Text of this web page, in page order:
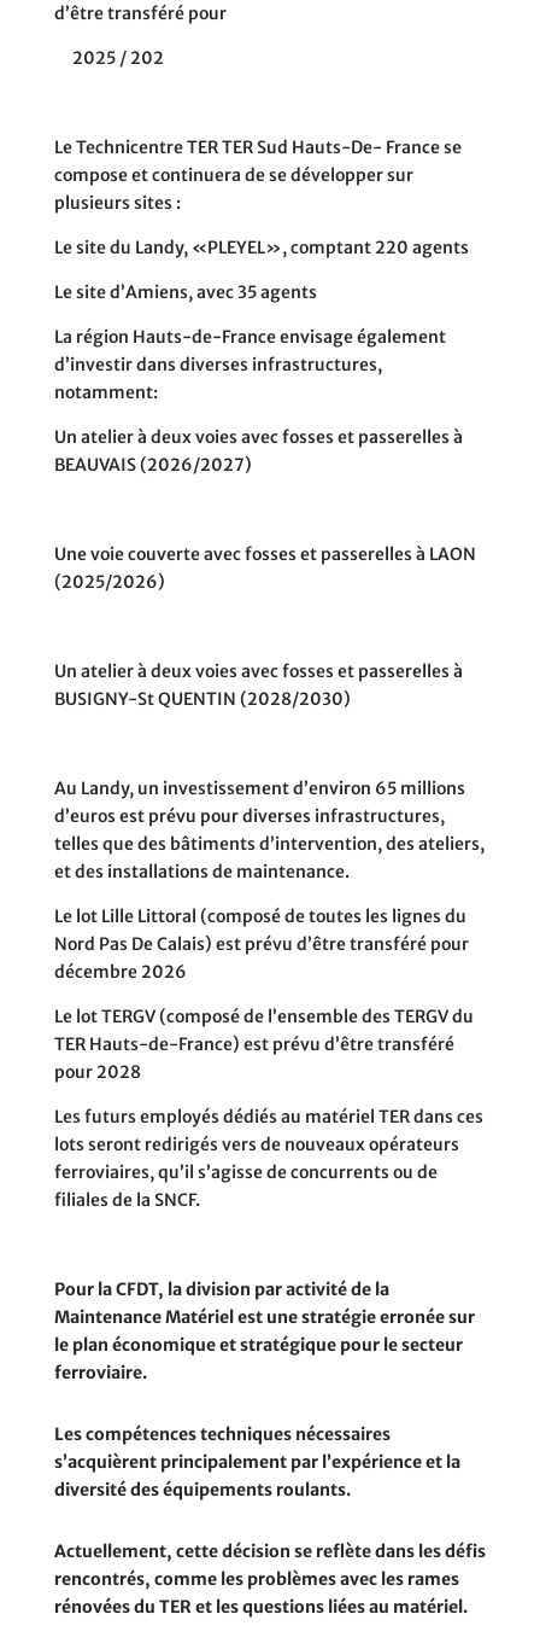
d’être transféré pour
2025 / 202
Le Technicentre TER TER Sud Hauts-De- France se
compose et continuera de se développer sur
plusieurs sites :
Le site du Landy, «PLEYEL», comptant 220 agents
Le site d’Amiens, avec 35 agents
La région Hauts-de-France envisage également
d’investir dans diverses infrastructures,
notamment:
Un atelier à deux voies avec fosses et passerelles à
BEAUVAIS (2026/2027)
Une voie couverte avec fosses et passerelles à LAON
(2025/2026)
Un atelier à deux voies avec fosses et passerelles à
BUSIGNY-St QUENTIN (2028/2030)
Au Landy, un investissement d’environ 65 millions
d’euros est prévu pour diverses infrastructures,
telles que des bâtiments d’intervention, des ateliers,
et des installations de maintenance.
Le lot Lille Littoral (composé de toutes les lignes du
Nord Pas De Calais) est prévu d’être transféré pour
décembre 2026
Le lot TERGV (composé de l’ensemble des TERGV du
TER Hauts-de-France) est prévu d’être transféré
pour 2028
Les futurs employés dédiés au matériel TER dans ces
lots seront redirigés vers de nouveaux opérateurs
ferroviaires, qu’il s’agisse de concurrents ou de
filiales de la SNCF.
Pour la CFDT, la division par activité de la
Maintenance Matériel est une stratégie erronée sur
le plan économique et stratégique pour le secteur
ferroviaire.
Les compétences techniques nécessaires
s’acquièrent principalement par l’expérience et la
diversité des équipements roulants.
Actuellement, cette décision se reflète dans les défis
rencontrés, comme les problèmes avec les rames
rénovées du TER et les questions liées au matériel.